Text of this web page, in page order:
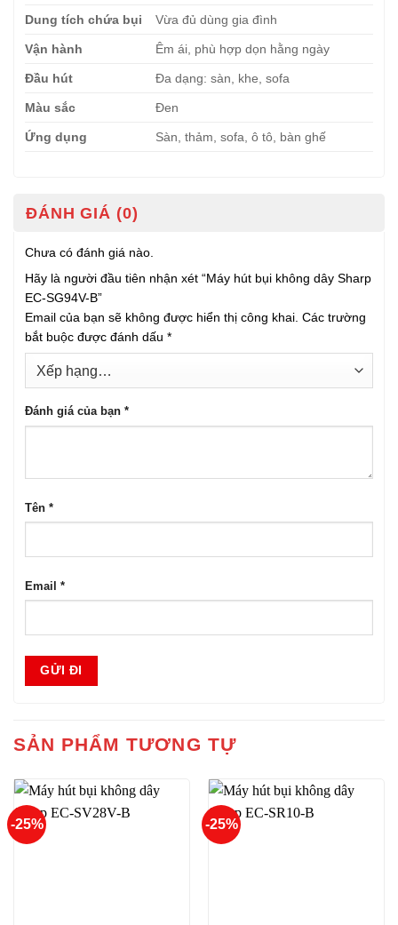
Dung tích chứa bụi Vừa đủ dùng gia đình
Vận hành Êm ái, phù hợp dọn hằng ngày
Đầu hút Đa dạng: sàn, khe, sofa
Màu sắc Đen
Ứng dụng Sàn, thảm, sofa, ô tô, bàn ghế
ĐÁNH GIÁ (0)
Chưa có đánh giá nào.
Hãy là người đầu tiên nhận xét “Máy hút bụi không dây Sharp
EC-SG94V-B”
Email của bạn sẽ không được hiển thị công khai. Các trường
bắt buộc được đánh dấu *
Đánh giá của bạn *
Tên *
Email *
SẢN PHẨM TƯƠNG TỰ
-25% -25%